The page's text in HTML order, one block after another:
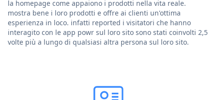
la homepage come appaiono i prodotti nella vita reale.
mostra bene i loro prodotti e offre ai clienti un'ottima
esperienza in loco. infatti reported i visitatori che hanno
interagito con le app powr sul loro sito sono stati coinvolti 2,5
volte più a lungo di qualsiasi altra persona sul loro sito.